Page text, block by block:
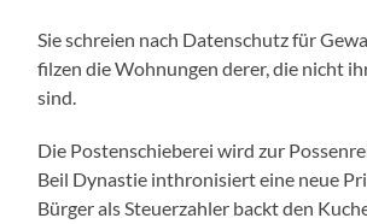
Sie schreien nach Datenschutz für
filzen die Wohnungen derer, die nicht
sind.
Die Postenschieberei wird zur
Beil Dynastie inthronisiert eine neue
Bürger als Steuerzahler backt den